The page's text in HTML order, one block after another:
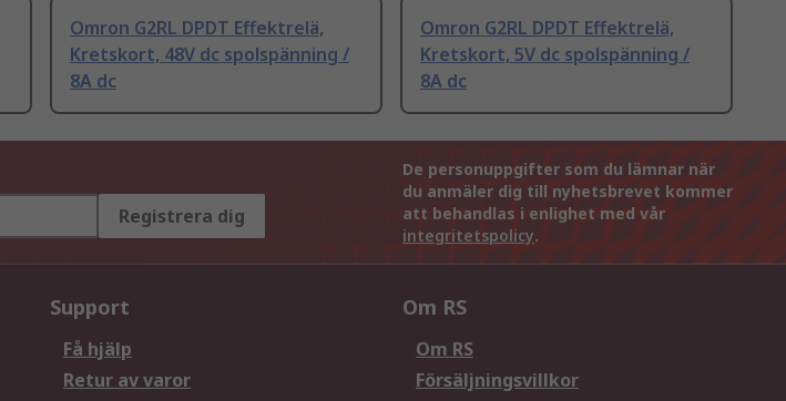
Omron G2RL DPDT Effektrelä,
Kretskort, 48V dc spolspänning /
8A dc
Omron G2RL DPDT Effektrelä,
Kretskort, 5V dc spolspänning /
8A dc
Registrera dig
De personuppgifter som du lämnar när
du anmäler dig till nyhetsbrevet kommer
att behandlas i enlighet med vår
integritetspolicy.
Support
Få hjälp
Retur av varor
Om RS
Om RS
Försäljningsvillkor